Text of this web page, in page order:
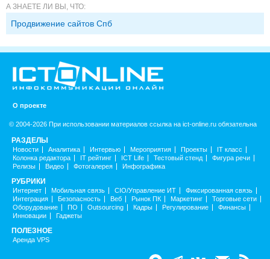
А ЗНАЕТЕ ЛИ ВЫ, ЧТО:
Продвижение сайтов Спб
О проекте
© 2004-2026 При использовании материалов ссылка на ict-online.ru обязательна
РАЗДЕЛЫ
Новости Аналитика Интервью Мероприятия Проекты
IT класс
Колонка редактора
IT рейтинг ICT Life Тестовый стенд
Фигура речи
Релизы
Видео Фотогалерея Инфографика
РУБРИКИ
Интернет Мобильная связь CIO/Управление ИТ
Фиксированная связь
Интеграция
Безопасность Веб Рынок ПК Маркетинг
Торговые сети
Оборудование
ПО Outsourcing Кадры Регулирование
Финансы
Инновации
Гаджеты
ПОЛЕЗНОЕ
Аренда VPS